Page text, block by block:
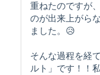
重ねたのですが
のが出来上がら
ました。😥
そんな過程を経
ルト」です！！